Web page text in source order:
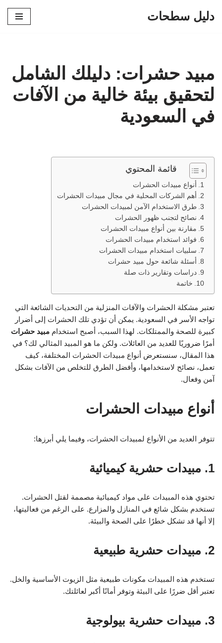
دليل سطحات
مبيد حشرات: دليلك الشامل
لتحقيق بيئة خالية من الآفات
في السعودية
قائمة المحتوي
أنواع مبيدات الحشرات
أهم الشركات المحلية في مجال مبيدات الحشرات
طرق الاستخدام الآمن لمبيدات الحشرات
نصائح لتجنب ظهور الحشرات
مقارنة بين أنواع مبيدات الحشرات
فوائد استخدام مبيدات الحشرات
سلبيات استخدام مبيدات الحشرات
أسئلة شائعة حول مبيد حشرات
دراسات وتقارير ذات صلة
خاتمة
تعتبر مشكلة الحشرات والآفات المنزلية من التحديات الشائعة التي
تواجه الأسر في السعودية. يمكن أن تؤدي تلك الحشرات إلى أضرار
كبيرة للصحة والممتلكات. لهذا السبب، أصبح استخدام مبيد حشرات
أمرًا ضروريًا للعديد من العائلات. ولكن ما هو المبيد المثالي لك؟ في
هذا المقال، سنستعرض أنواع مبيدات الحشرات المختلفة، كيف
تعمل، نصائح لاستخدامها، وأفضل الطرق للتخلص من الآفات بشكل
آمن وفعال.
أنواع مبيدات الحشرات
تتوفر العديد من الأنواع لمبيدات الحشرات، وفيما يلي أبرزها:
1. مبيدات حشرية كيميائية
تحتوي هذه المبيدات على مواد كيميائية مصممة لقتل الحشرات.
تستخدم بشكل شائع في المنازل والمزارع. على الرغم من فعاليتها،
إلا أنها قد تشكل خطرًا على الصحة والبيئة.
2. مبيدات حشرية طبيعية
تستخدم هذه المبيدات مكونات طبيعية مثل الزيوت الأساسية والخل.
تعتبر أقل ضررًا على البيئة وتوفر أمانًا أكبر لعائلتك.
3. مبيدات حشرية بيولوجية